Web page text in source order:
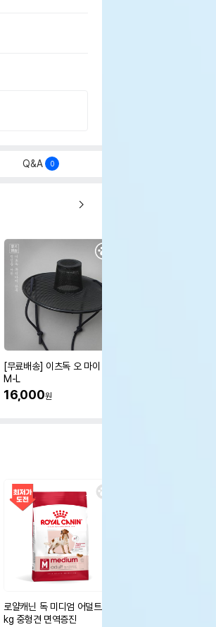
Q&A 0
[무료배송] 이츠독 오 마이 갓
M-L
16,000원
로얄캐닌 독 미디엄 어덜트 10
kg 중형견 면역증진